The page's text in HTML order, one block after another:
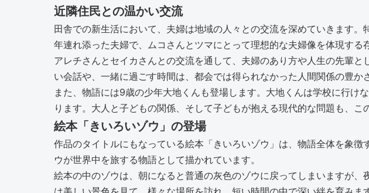
近隣住民との温かい交流
田舎での新生活において、夫婦は地域の人々との交流を深めていきます
年連れ添った夫婦で、ムコさんとツマにとって理想的な夫婦像を体現する
アレチさんとセイカさんとの交流を通して、夫婦のあり方や人生の先輩
い会話や、一緒に過ごす時間は、都会では得られなかった人間関係の豊か
また、物語には9歳の少年大地くんも登場します。大地くんは学校に行
ります。大人と子どもの関係、そして子どもが抱える現代的な問題も、こ
絵本「きいろいゾウ」の登場
作品のタイトルにもなっている絵本「きいろいゾウ」は、物語全体を象
ウが世界中を旅する物語として描かれています。
絵本の中のゾウは、朝になると普通の灰色のゾウに戻ってしまいますが